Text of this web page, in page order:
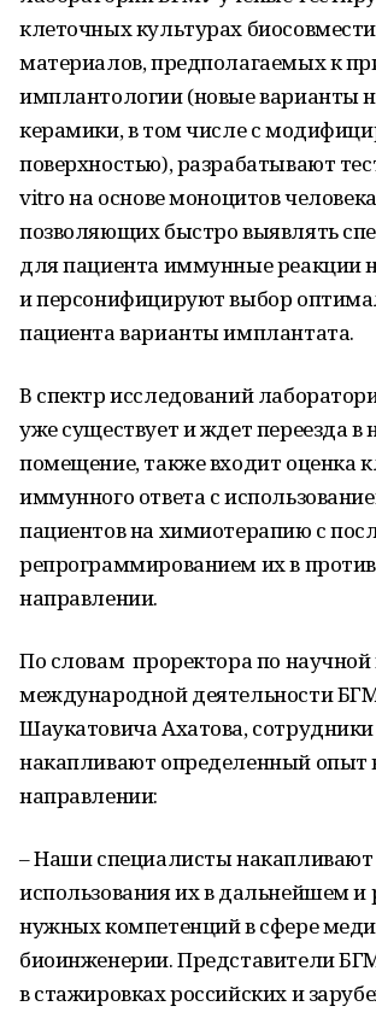
клеточных культурах
материалов, предполагаемых к
имплантологии (новые варианты
керамики, в том числе с
поверхностью), разрабатывают
vitro на основе моноцитов
позволяющих быстро выявлять
для пациента иммунные реакции
и персонифицируют выбор
пациента варианты имплантата.
В спектр исследований
уже существует и ждет переезда в
помещение, также входит оценка
иммунного ответа с
пациентов на химиотерапию с
репрограммированием их в
направлении.
По словам проректора по научной
международной деятельности
Шаукатовича Ахатова,
накапливают определенный опыт
направлении:
– Наши специалисты
использования их в дальнейшем и
нужных компетенций в сфере
биоинженерии. Представители
в стажировках российских и